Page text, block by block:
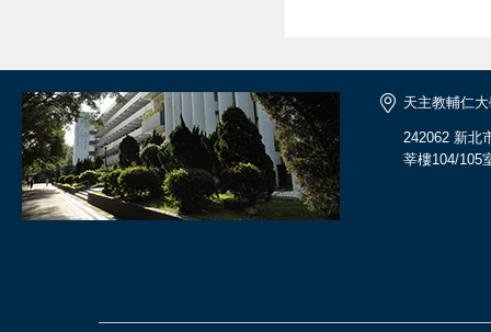
天主教輔仁
242062 新北
莘樓104/105